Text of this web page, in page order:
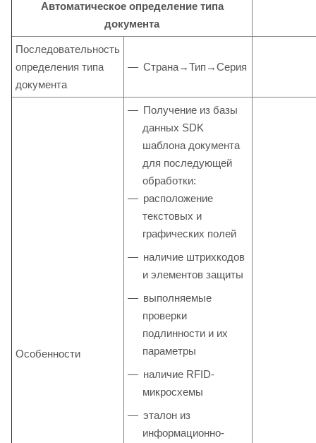
Автоматическое определение типа
документа
Последовательность
определения типа
документа
Страна→Тип→Серия
Особенности
Получение из базы
данных SDK
шаблона документа
для последующей
обработки:
расположение
текстовых и
графических полей
наличие штрихкодов
и элементов защиты
выполняемые
проверки
подлинности и их
параметры
наличие RFID-
микросхемы
эталон из
информационно-